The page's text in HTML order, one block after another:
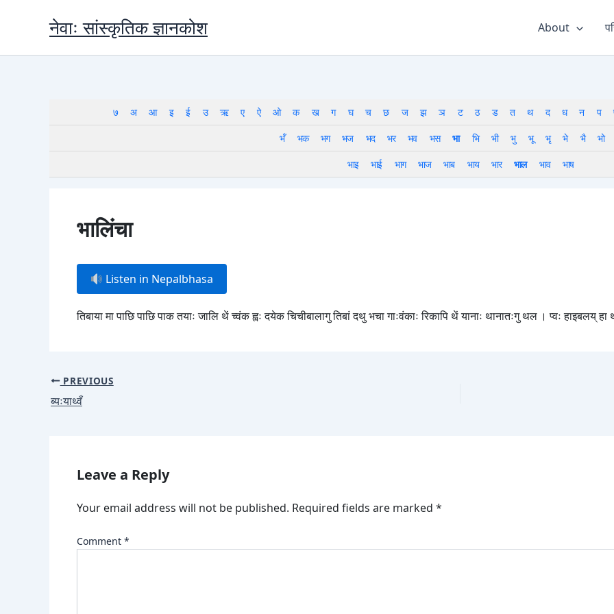
नेवाः सांस्कृतिक ज्ञानकोश About
७ अ आ इ ई उ ऋ ए ऐ ओ क ख ग घ च छ ज झ ञ ट ठ ड त थ द ध न प
भँ
भक भग भज भद भर भव भस भा भि भी भु भू भृ भे भै भो
भाइ
भाई भाग भाज भाब भाय भार भाल भाव भाष
भालिंचा
Listen in Nepalbhasa
तिबाया मा पाछि पाछि पाक तयाः जालि थें च्वंक ह्वः दयेक चिचीबालागु तिबां दथु भचा गाःवंकाः रिकापि थें यानाः थानातःगु थल । प्वः हाइबलय्
PREVIOUS
ब्यःयाथ्वँ
Leave a Reply
Your email address will not be published. Required fields are marked *
Comment *